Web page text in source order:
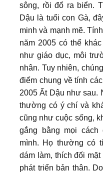
sông, rồi đổ ra biển.
Dậu là tuổi con Gà,
minh và mạnh mẽ.
năm 2005 có thể
như giáo dục, môi
nhân. Tuy nhiên,
điểm chung về tính
2005 Ất Dậu như sau.
thường có ý chí và
cũng như cuộc sống,
gắng bằng mọi
mình. Họ thường có
dám làm, thích đối
phát triển bản thân.